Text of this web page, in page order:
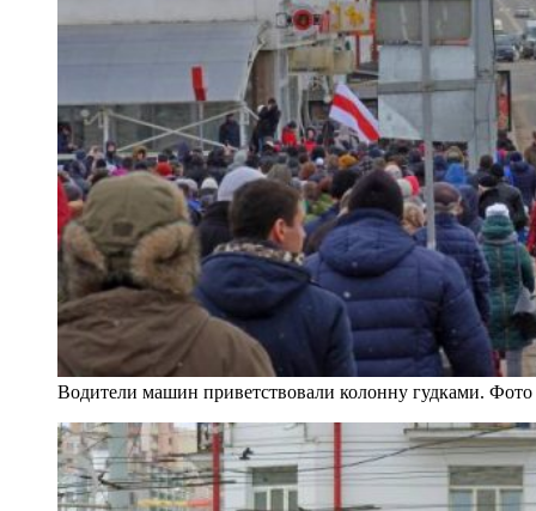
Водители машин приветствовали колонну гудками.